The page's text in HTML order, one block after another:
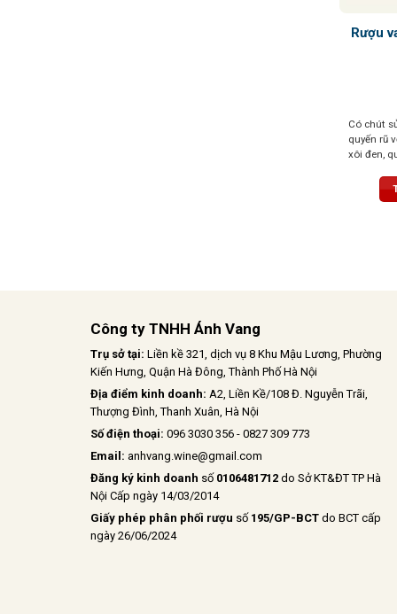
Rượu
Có chút
quyến rũ
xôi đen,
Công ty TNHH Ánh Vang
Trụ sở tại: Liền kề 321, dịch vụ 8 Khu Mậu Lương, Phường
Kiến Hưng, Quận Hà Đông, Thành Phố Hà Nội
Địa điểm kinh doanh: A2, Liền Kề/108 Đ. Nguyễn Trãi,
Thượng Đình, Thanh Xuân, Hà Nội
Số điện thoại: 096 3030 356 - 0827 309 773
Email: anhvang.wine@gmail.com
Đăng ký kinh doanh số 0106481712 do Sở KT&ĐT TP Hà
Nội Cấp ngày 14/03/2014
Giấy phép phân phối rượu số 195/GP-BCT do BCT cấp
ngày 26/06/2024